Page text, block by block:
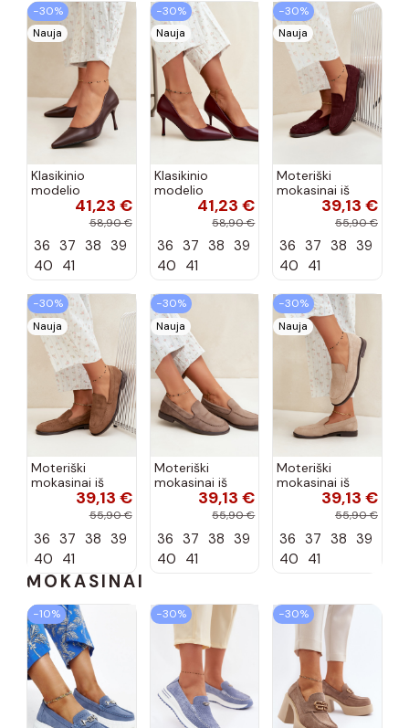
−30%
Nauja
Klasikinio
modelio
aukštakulniai
šokolado
spalvos Nesha
41,23 €
58,90 €
36 37 38 39
40 41
−30%
Nauja
Klasikinio
modelio
aukštakulniai
bordo spalvos
Nesha
41,23 €
58,90 €
36 37 38 39
40 41
−30%
Nauja
Moteriški
mokasinai iš
dirbtinės
zomšos, bordo
39,13 €
55,90 €
36 37 38 39
40 41
−30%
Nauja
Moteriški
mokasinai iš
dirbtinės
zomšos, rudos
39,13 €
55,90 €
36 37 38 39
40 41
−30%
Nauja
Moteriški
mokasinai iš
dirbtinės
zomšos, molio
39,13 €
55,90 €
36 37 38 39
40 41
−30%
Nauja
Moteriški
mokasinai iš
dirbtinės
zomšos, smėlio
39,13 €
55,90 €
36 37 38 39
40 41
MOKASINAI
−10% −30% −30%